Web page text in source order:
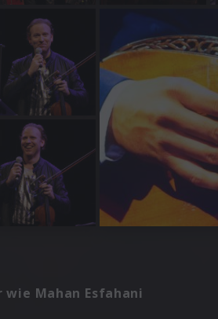
Mahan Esfahani